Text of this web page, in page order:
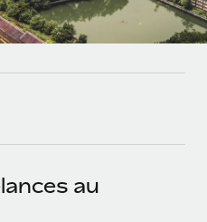
pour votre équipe
d’IA à Remote grâce à
avec des outils essentiels
des solutions RH sur
les grandes entreprises
de la tech
de manière flexible
au